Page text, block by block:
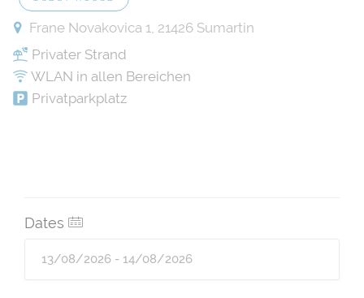
Frane Novakovica 1, 21426 Sumartin
Privater Strand
WLAN in allen Bereichen
Privatparkplatz
Dates